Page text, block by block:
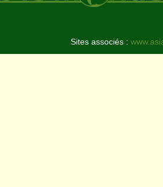
Sites associés :